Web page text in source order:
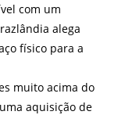
com um
alega
físico para a
muito acima do
aquisição de